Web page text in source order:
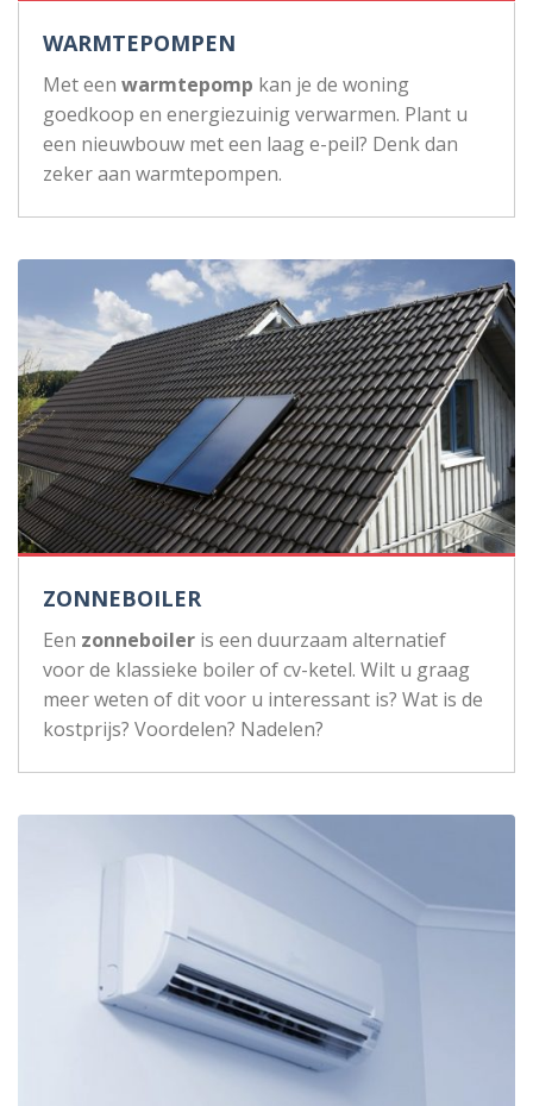
WARMTEPOMPEN
Met een warmtepomp kan je de woning
goedkoop en energiezuinig verwarmen. Plant u
een nieuwbouw met een laag e-peil? Denk dan
zeker aan warmtepompen.
ZONNEBOILER
Een zonneboiler is een duurzaam alternatief
voor de klassieke boiler of cv-ketel. Wilt u graag
meer weten of dit voor u interessant is? Wat is de
kostprijs? Voordelen? Nadelen?